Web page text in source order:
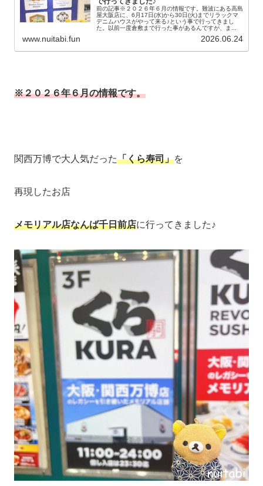
前の記事※２０２６年６月の情報です。難波にある高島
屋大阪店に、6月17日(水)から30日(火)までリラックマ
デニムハウスがやって来る♪という事で行ってきまし
た。以前一度倉敷まで行った事があるんですが、ま...
www.nuitabi.fun 2026.06.24
※２０２６年６月の情報です。
関西万博で大人気だった「くら寿司」を
再現したお店
メモリアル店なんば千日前店に行ってきました♪